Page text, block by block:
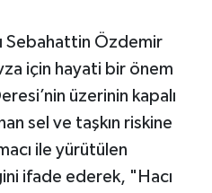
Sebahattin Özdemir
için hayati bir önem
üzerinin kapalı
sel ve taşkın riskine
ile yürütülen
ifade ederek, "Hacı